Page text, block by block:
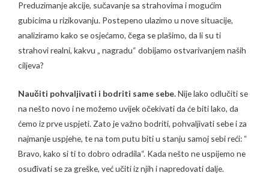
Preduzimanje akcije, sučavanje sa strahovima i mogućim
gubicima u rizikovanju. Postepeno ulazimo u nove situacije,
analiziramo kako se osjećamo, čega se plašimo, da li su ti
strahovi realni, kakvu „ nagradu“ dobijamo ostvarivanjem naših
ciljeva?
Naučiti pohvaljivati i bodriti same sebe.Nije lako odlučiti se
na nešto novo i ne možemo uvijek očekivati da će biti lako, da
ćemo iz prve uspjeti. Zato je važno bodriti, pohvaljivati sebe i za
najmanje uspjehe, te na tom putu biti u stanju samoj sebi reći: “
Bravo, kako si ti to dobro odradila“. Kada nešto ne uspijemo ne
osuđivati se za greške, već učiti iz njih i napredovati dalje.